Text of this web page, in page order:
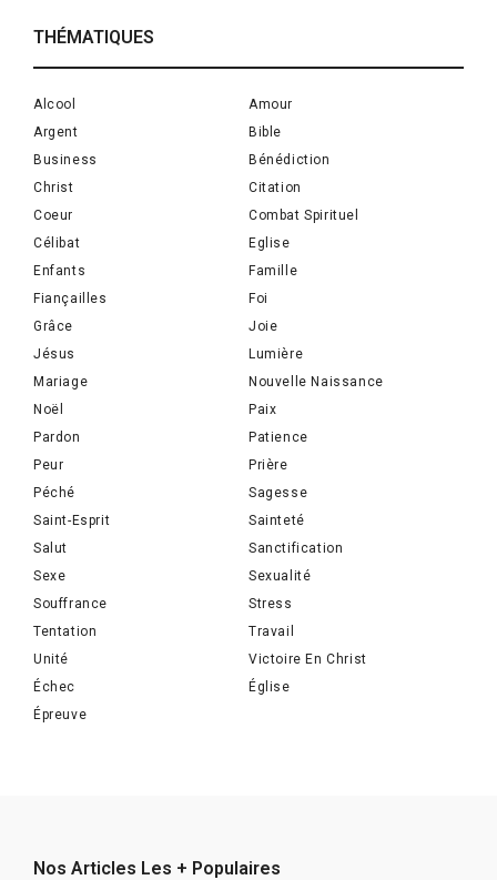
THÉMATIQUES
Alcool
Amour
Argent
Bible
Business
Bénédiction
Christ
Citation
Coeur
Combat Spirituel
Célibat
Eglise
Enfants
Famille
Fiançailles
Foi
Grâce
Joie
Jésus
Lumière
Mariage
Nouvelle Naissance
Noël
Paix
Pardon
Patience
Peur
Prière
Péché
Sagesse
Saint-Esprit
Sainteté
Salut
Sanctification
Sexe
Sexualité
Souffrance
Stress
Tentation
Travail
Unité
Victoire En Christ
Échec
Église
Épreuve
Nos Articles Les + Populaires